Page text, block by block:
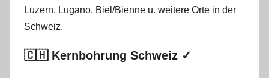
Luzern, Lugano, Biel/Bienne u. weitere Orte in der
Schweiz.
🇨🇭 Kernbohrung Schweiz ✓